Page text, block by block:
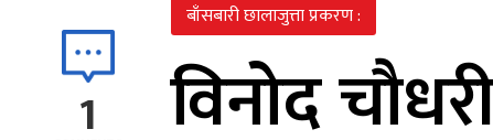
1
बाँसबारी छालाजुत्ता प्रकरण :
विनोद